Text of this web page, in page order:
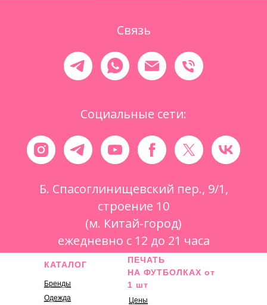
Связь
Социальные сети:
Б. Спасоглинищевский пер., 9/1,
строение 10
(м. Китай-город)
ежедневно с 12 до 21 часа
КАТАЛОГ
Бренды
Одежда
ПЕЧАТЬ
НА ФУТБОЛКАХ от
1 шт
Цены